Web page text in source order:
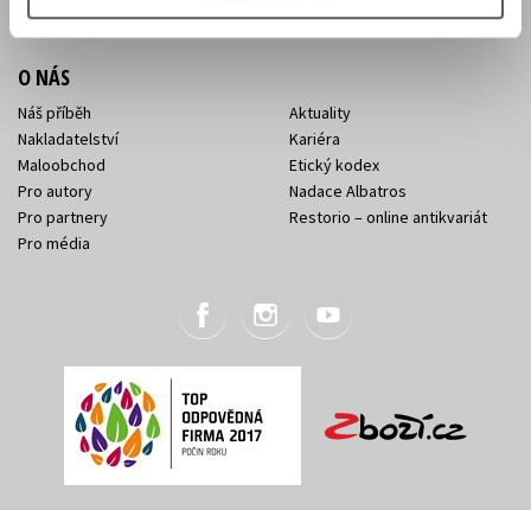
Sídlo společnosti
O NÁS
Náš příběh
Nakladatelství
Maloobchod
Pro autory
Pro partnery
Pro média
Aktuality
Kariéra
Etický kodex
Nadace Albatros
Restorio – online antikvariát